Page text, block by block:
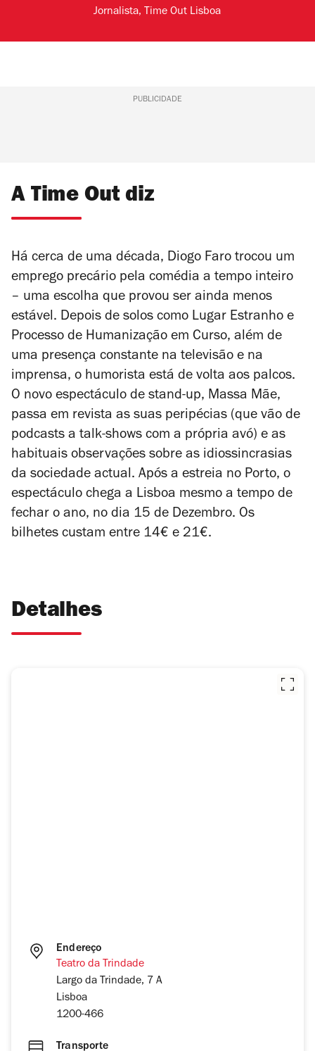
Jornalista, Time Out Lisboa
PUBLICIDADE
A Time Out diz
Há cerca de uma década, Diogo Faro trocou um
emprego precário pela comédia a tempo inteiro
– uma escolha que provou ser ainda menos
estável. Depois de solos como Lugar Estranho e
Processo de Humanização em Curso, além de
uma presença constante na televisão e na
imprensa, o humorista está de volta aos palcos.
O novo espectáculo de stand-up, Massa Mãe,
passa em revista as suas peripécias (que vão de
podcasts a talk-shows com a própria avó) e as
habituais observações sobre as idiossincrasias
da sociedade actual. Após a estreia no Porto, o
espectáculo chega a Lisboa mesmo a tempo de
fechar o ano, no dia 15 de Dezembro. Os
bilhetes custam entre 14€ e 21€.
Detalhes
Endereço
Teatro da Trindade
Largo da Trindade, 7 A
Lisboa
1200-466
Transporte